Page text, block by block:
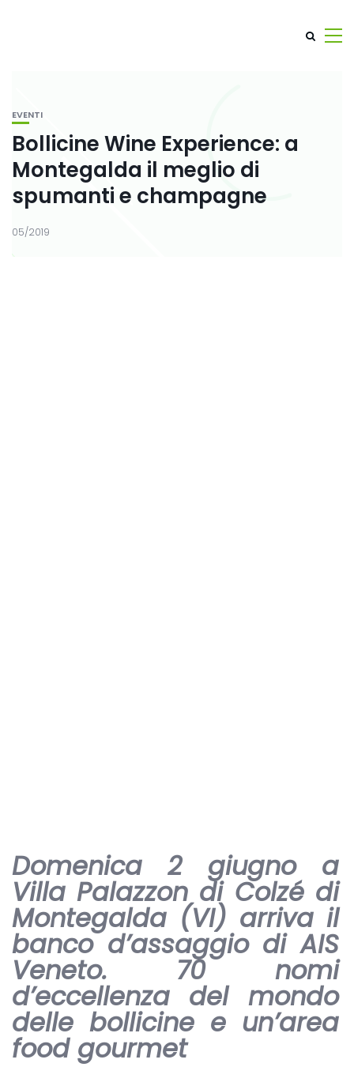
EVENTI
Bollicine Wine Experience: a
Montegalda il meglio di
spumanti e champagne
05/2019
Domenica 2 giugno a
Villa Palazzon di Colzé di
Montegalda (VI) arriva il
banco d’assaggio di AIS
Veneto. 70 nomi
d’eccellenza del mondo
delle bollicine e un’area
food gourmet